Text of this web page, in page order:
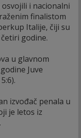
i nacionalni
finalistom
Italije, čiji su
godine.
u glavnom
Juve
izvođač penala u
je letos iz